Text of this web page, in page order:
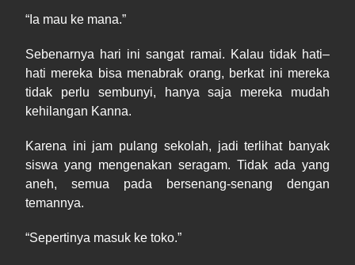
“ Ia mau ke mana.”
Sebenarnya hari ini sangat ramai. Kalau tidak hati–
hati mereka bisa menabrak orang, berkat ini mereka
tidak perlu sembunyi, hanya saja mereka mudah
kehilangan Kanna.
Karena ini jam pulang sekolah, jadi terlihat banyak
siswa yang mengenakan seragam. Tidak ada yang
aneh, semua pada bersenang-senang dengan
temannya.
“Sepertinya masuk ke toko.”